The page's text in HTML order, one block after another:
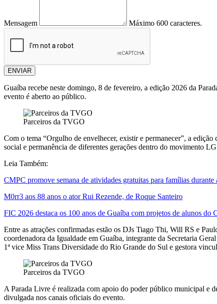
Mensagem Máximo 600 caracteres.
ENVIAR
Guaíba recebe neste domingo, 8 de fevereiro, a edição 2026 da
evento é aberto ao público.
Parceiros da TVGO
Com o tema “Orgulho de envelhecer, existir e permanecer”, a
social e permanência de diferentes gerações dentro do movimento
Leia Também:
CMPC promove semana de atividades gratuitas para famílias durante
M0rr3 aos 88 anos o ator Rui Rezende, de Roque Santeiro
FIC 2026 destaca os 100 anos de Guaíba com projetos de alunos
Entre as atrações confirmadas estão os DJs Tiago Thi, Will RS e
coordenadora da Igualdade em Guaíba, integrante da Secretaria
1ª vice Miss Trans Diversidade do Rio Grande do Sul e gestora
Parceiros da TVGO
A Parada Livre é realizada com apoio do poder público municipal e
divulgada nos canais oficiais do evento.